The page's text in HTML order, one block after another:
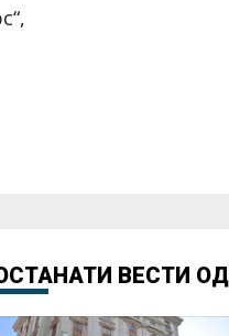
ВЕСТИ ОД